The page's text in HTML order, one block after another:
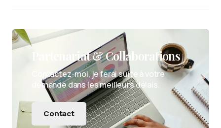
Partenariat & Collaborations
Contactez-moi, je ferai suite à votre
demande dans les meilleurs délais.
Contact